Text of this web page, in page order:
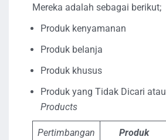
Mereka adalah sebagai berikut;
Produk kenyamanan
Produk belanja
Produk khusus
Produk yang Tidak Dicari atau
Products
Pertimbangan
Produk